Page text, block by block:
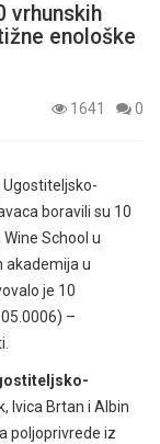
vrhunskih
enološke
1641
0
Ugostiteljsko-
boravili su 10
School u
akademija u
je 10
–
Ivica Brtan i Albin
poljoprivrede iz